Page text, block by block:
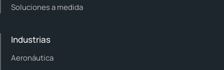
Soluciones a medida
Industrias
Aeronáutica